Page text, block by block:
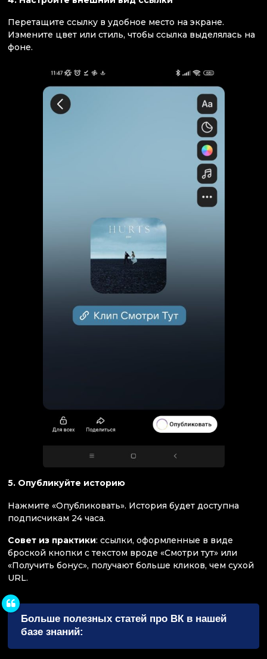
Перетащите ссылку в удобное место на экране.
Измените цвет или стиль, чтобы ссылка выделялась на
фоне.
5. Опубликуйте историю
Нажмите «Опубликовать». История будет доступна
подписчикам 24 часа.
Совет из практики: ссылки, оформленные в виде
броской кнопки с текстом вроде «Смотри тут» или
«Получить бонус», получают больше кликов, чем сухой
URL.
Больше полезных статей про ВК в нашей
базе знаний: